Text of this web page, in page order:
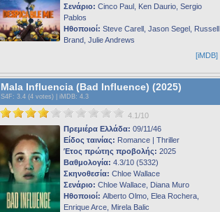
Σενάριο: Cinco Paul, Ken Daurio, Sergio
Pablos
Ηθοποιοί: Steve Carell, Jason Segel, Russell
Brand, Julie Andrews
[iMDB]
Mala Influencia (Bad Influence) (2025)
S4F : 3.4 (4 votes) | iMDB: 4.3
4.1/10
Πρεμιέρα Ελλάδα: 09/11/46
Είδος ταινίας: Romance | Thriller
Έτος πρώτης προβολής: 2025
Βαθμολογία: 4.3/10 (5332)
Σκηνοθεσία: Chloe Wallace
Σενάριο: Chloe Wallace, Diana Muro
Ηθοποιοί: Alberto Olmo, Elea Rochera,
Enrique Arce, Mirela Balic